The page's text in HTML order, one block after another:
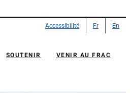
Accessibilité Fr En
SOUTENIR VENIR AU FRAC